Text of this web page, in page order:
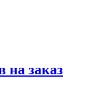
заказ